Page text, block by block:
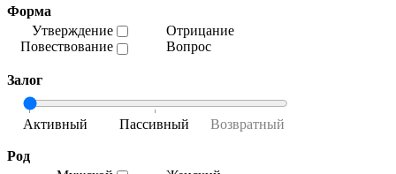
Форма
Утверждение
Повествование
Отрицание
Вопрос
Залог
Род